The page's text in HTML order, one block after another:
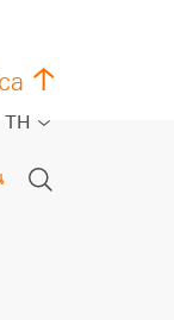
TH